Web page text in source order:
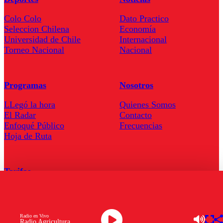
Radio en Vivo
Colo Colo
Seleccion Chilena
Universidad de Chile
Torneo Nacional
Dato Practico
Economía
Internacional
Nacional
Programas
LLegó la hora
El Radar
Enfoqué Público
Hoja de Ruta
Nosotros
Quienes Somos
Contacto
Frecuencias
Tarifas